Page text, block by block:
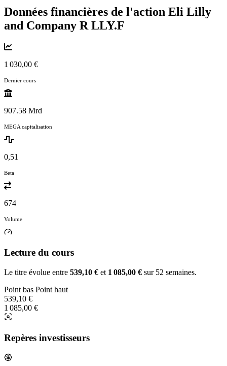
Données financières de l'action Eli Lilly
and Company R LLY.F
1 030,00 €
Dernier cours
907.58 Mrd
MEGA capitalisation
0,51
Beta
674
Volume
Lecture du cours
Le titre évolue entre 539,10 € et 1 085,00 € sur 52 semaines.
Point bas Point haut
539,10 €
1 085,00 €
Repères investisseurs